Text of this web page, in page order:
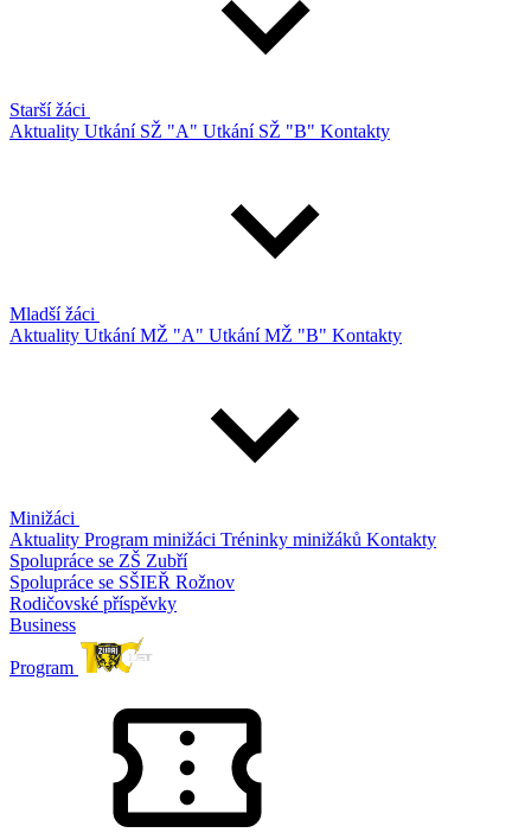
Starší žáci
Aktuality Utkání SŽ "A" Utkání SŽ "B" Kontakty
Mladší žáci
Aktuality Utkání MŽ "A" Utkání MŽ "B" Kontakty
Minižáci
Aktuality Program minižáci Tréninky minižáků Kontakty
Spolupráce se ZŠ Zubří
Spolupráce se SŠIEŘ Rožnov
Rodičovské příspěvky
Business
Program